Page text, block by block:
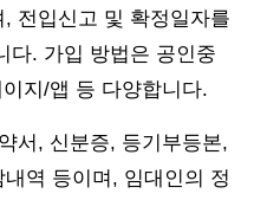
전입신고 및 확정일자를
다. 가입 방법은 공인중
지/앱 등 다양합니다.
서, 신분증, 등기부등본,
역 등이며, 임대인의 정